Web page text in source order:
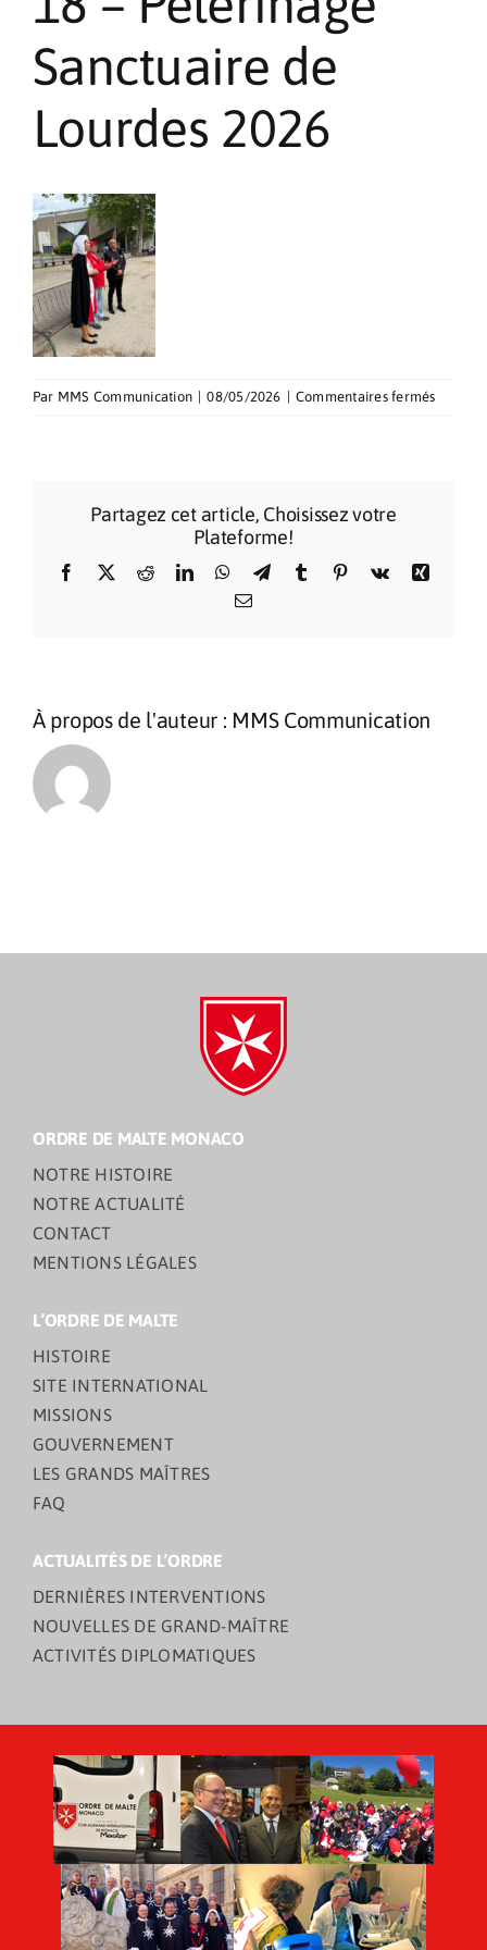
Contact
Sanctuaire de
Lourdes 2026
Par MMS Communication 08/05/2026 Commentaires ferméssur
Partagez cet article, Choisissez votre
Plateforme!
Facebook
X RedditLinkedInWhatsApp
TelegramTumblr Pinterest
Vk
Xing
Email
À propos de l'auteur : MMS Communication
ORDRE DE MALTE MONACO
NOTRE HISTOIRE
NOTRE ACTUALITÉ
CONTACT
MENTIONS LÉGALES
L’ORDRE DE MALTE
HISTOIRE
SITE INTERNATIONAL
MISSIONS
GOUVERNEMENT
LES GRANDS MAÎTRES
FAQ
ACTUALITÉS DE L’ORDRE
DERNIÈRES INTERVENTIONS
NOUVELLES DE GRAND-MAÎTRE
ACTIVITÉS DIPLOMATIQUES